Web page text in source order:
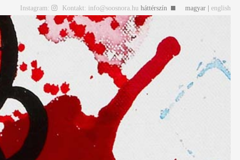
Instagram: Kontakt: info@soosnora.hu háttérszín magyar | english